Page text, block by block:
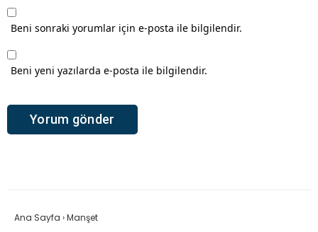
Beni sonraki yorumlar için e-posta ile bilgilendir.
Beni yeni yazılarda e-posta ile bilgilendir.
Ana Sayfa ›Manşet